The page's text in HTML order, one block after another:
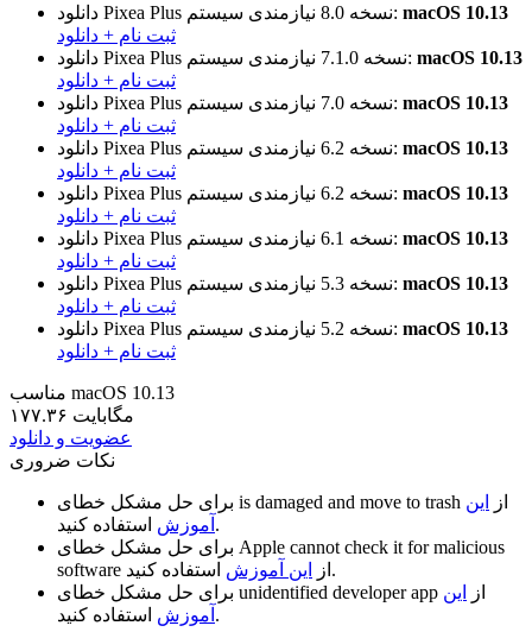
دانلود Pixea Plus نسخه 8.0نیازمندی سیستم: macOS 10.13
ثبت نام + دانلود
دانلود Pixea Plus
نسخه 7.1.0نیازمندی سیستم: macOS 10.13
ثبت نام + دانلود
دانلود Pixea Plus
نسخه 7.0نیازمندی سیستم: macOS 10.13
ثبت نام + دانلود
دانلود Pixea Plus
نسخه 6.2نیازمندی سیستم: macOS 10.13
ثبت نام + دانلود
دانلود Pixea Plus
نسخه 6.2نیازمندی سیستم: macOS 10.13
ثبت نام + دانلود
دانلود Pixea Plus
نسخه 6.1نیازمندی سیستم: macOS 10.13
ثبت نام + دانلود
دانلود Pixea Plus
نسخه 5.3نیازمندی سیستم: macOS 10.13
ثبت نام + دانلود
دانلود Pixea Plus
نسخه 5.2نیازمندی سیستم: macOS 10.13
ثبت نام + دانلود
مناسب macOS 10.13
۱۷۷.۳۶ مگابایت
عضویت و دانلود
نکات ضروری
is damaged and move to trash از
این
آموزش استفاده کنید.
Apple cannot check it for malicious
software
از این آموزش
استفاده کنید.
unidentified developer app از
این
آموزش استفاده کنید.